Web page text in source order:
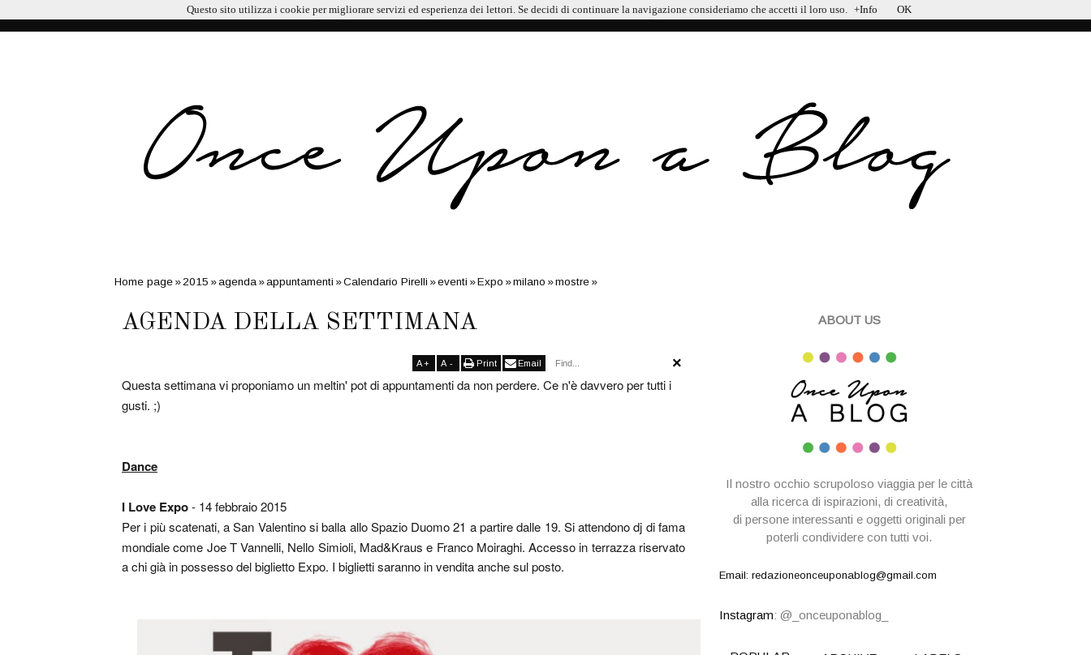
11:59 AM FUGA D’AUTUNNO NELLA REGIONE DI LANA IN ALTO ADIGE
Home page »2015 »agenda »appuntamenti »Calendario Pirelli »eventi »Expo »milano »mostre »
AGENDA DELLA SETTIMANA
A+ A - Print Email
Questa settimana vi proponiamo un meltin' pot di appuntamenti da non perdere. Ce n'è davvero per tutti i
gusti. ;)
Dance
I Love Expo- 14 febbraio 2015
Per i più scatenati, a San Valentino si balla allo Spazio Duomo 21 a partire dalle 19. Si attendono dj di fama
mondiale come Joe T Vannelli, Nello Simioli, Mad&Kraus e Franco Moiraghi. Accesso in terrazza riservato
a chi già in possesso del biglietto Expo. I biglietti saranno in vendita anche sul posto.
ABOUT US
Il nostro occhio scrupoloso viaggia per le città
alla ricerca di ispirazioni, di creatività,
di persone interessanti e oggetti originali per
poterli condividere con tutti voi.
Email: redazioneonceuponablog@gmail.com
Instagram: @_onceuponablog_
Questo sito utilizza i cookie per migliorare servizi ed esperienza dei lettori. Se decidi di continuare la navigazione consideriamo che accetti il loro uso. +Info OK